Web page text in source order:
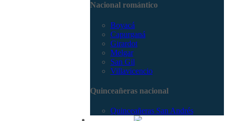
Nacional romántico
Boyacá
Capurganá
Girardot
Melgar
San Gil
Villavicencio
Quinceañeras nacional
Quinceañeras San Andrés